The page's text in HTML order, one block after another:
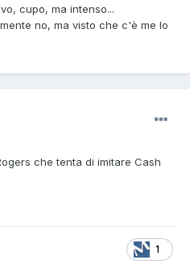
cupo, ma intenso...
no, ma visto che c'è me lo
che tenta di imitare Cash
1